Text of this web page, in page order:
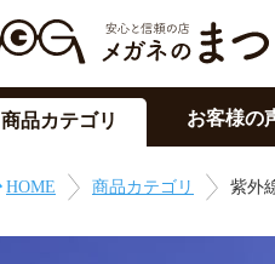
商品カテゴリ お客様の
HOME 商品カテゴリ 紫外